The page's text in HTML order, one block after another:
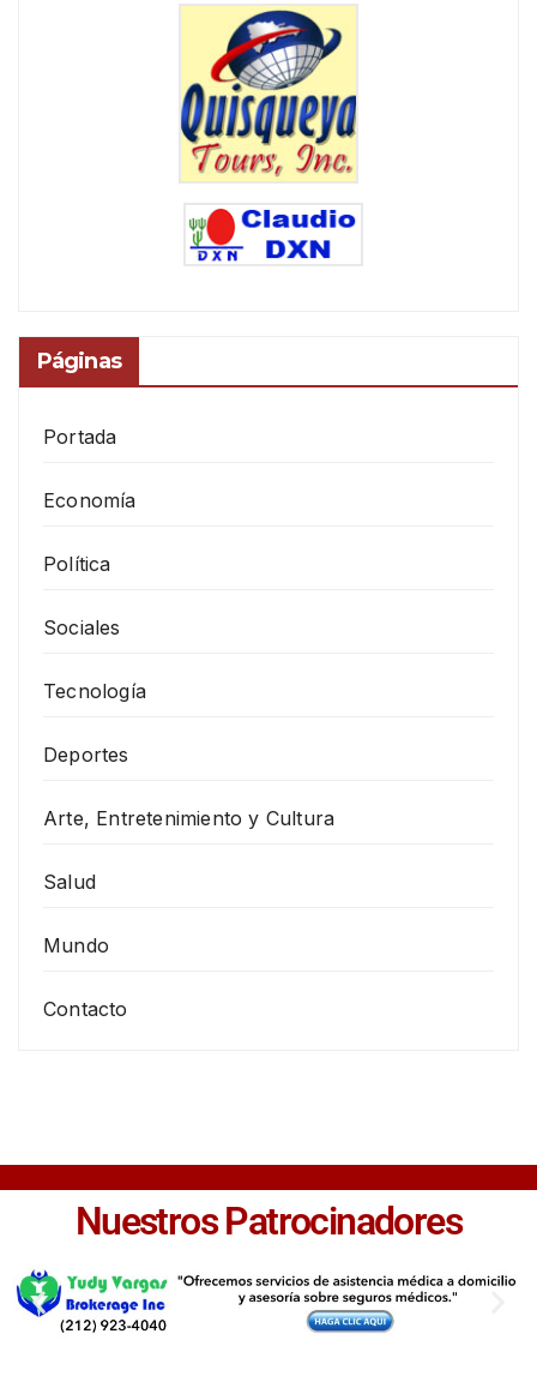
Páginas
Portada
Economía
Política
Sociales
Tecnología
Deportes
Arte, Entretenimiento y Cultura
Salud
Mundo
Contacto
Nuestros Patrocinadores